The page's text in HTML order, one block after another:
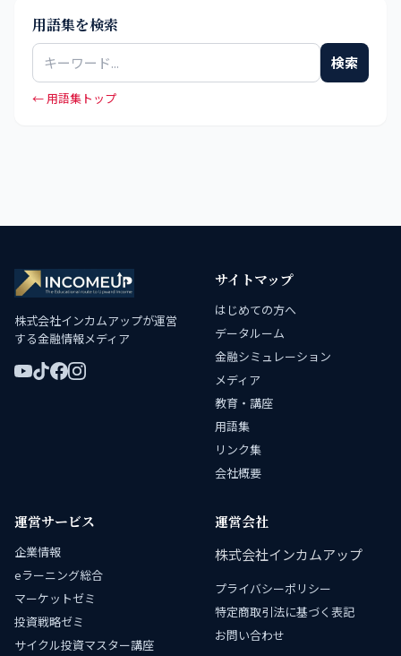
用語集を検索
検索
← 用語集トップ
株式会社インカムアップが運営
する金融情報メディア
サイトマップ
はじめての方へ
データルーム
金融シミュレーション
メディア
教育・講座
用語集
リンク集
会社概要
運営サービス
企業情報
eラーニング総合
マーケットゼミ
投資戦略ゼミ
サイクル投資マスター講座
運営会社
株式会社インカムアップ
プライバシーポリシー
特定商取引法に基づく表記
お問い合わせ